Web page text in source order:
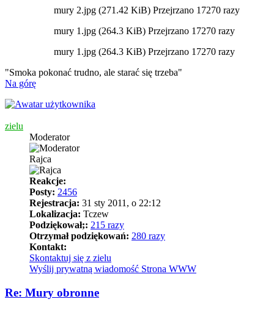
mury 2.jpg (271.42 KiB) Przejrzano 17270 razy
mury 1.jpg (264.3 KiB) Przejrzano 17270 razy
mury 1.jpg (264.3 KiB) Przejrzano 17270 razy
"Smoka pokonać trudno, ale starać się trzeba"
Na górę
zielu
Moderator
Rajca
Reakcje:
Posty: 2456
Rejestracja: 31 sty 2011, o 22:12
Lokalizacja: Tczew
Podziękował;: 215 razy
Otrzymał podziękowań: 280 razy
Kontakt:
Skontaktuj się z zielu
Wyślij prywatną wiadomość Strona WWW
Re: Mury obronne